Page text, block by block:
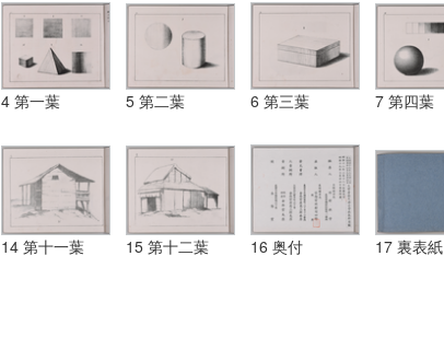
4 第一葉 5 第二葉 6 第三葉 7 第四葉
14 第十一葉 15 第十二葉 16 奥付 17 裏表紙